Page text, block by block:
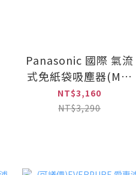
Panasonic 國際 氣流
式免紙袋吸塵器(MC-
CL630)
NT$3,160
NT$3,290